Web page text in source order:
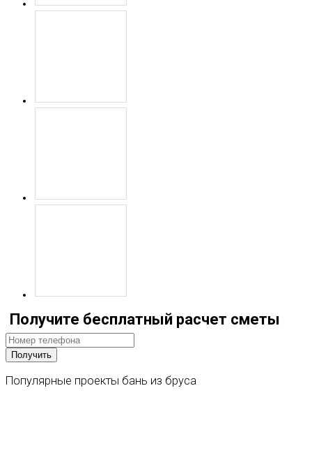
Получите бесплатный расчет сметы
Популярные проекты бань из бруса